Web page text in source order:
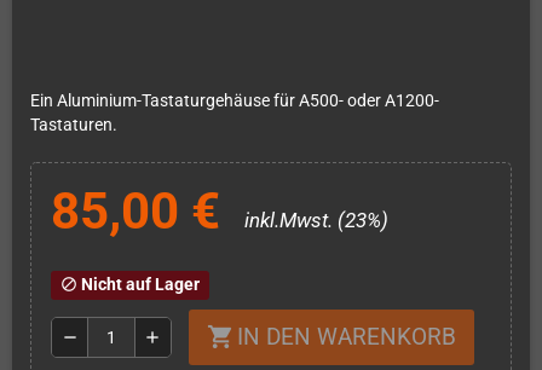
Ein Aluminium-Tastaturgehäuse für A500- oder A1200-
Tastaturen.
85,00 € inkl.Mwst. (23%)
block Nicht auf Lager
remove add shopping_cart IN DEN WARENKORB